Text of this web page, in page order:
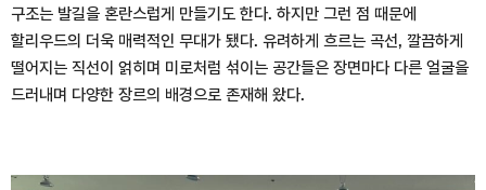
구조는 발길을 혼란스럽게 만들기도 한다. 하지만 그런 점 때문에
할리우드의 더욱 매력적인 무대가 됐다. 유려하게 흐르는 곡선, 깔끔하게
떨어지는 직선이 얽히며 미로처럼 섞이는 공간들은 장면마다 다른 얼굴을
드러내며 다양한 장르의 배경으로 존재해 왔다.